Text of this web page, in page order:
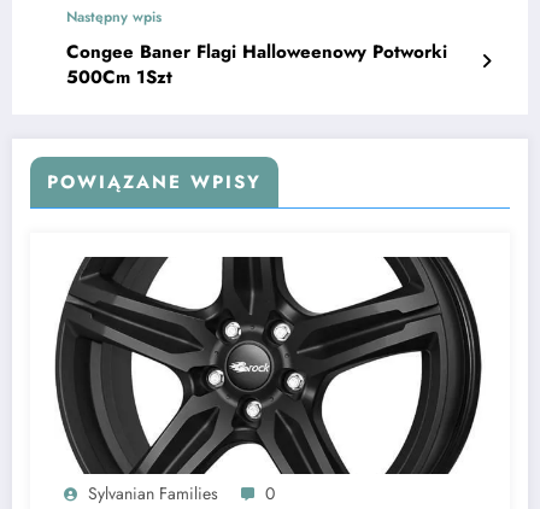
Następny wpis
Congee Baner Flagi Halloweenowy Potworki
500Cm 1Szt
POWIĄZANE WPISY
Sylvanian Families 0